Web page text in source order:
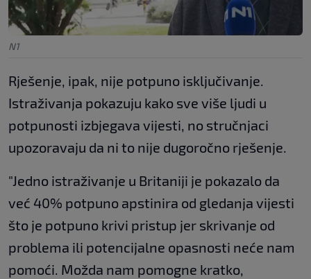
N1
Rješenje, ipak, nije potpuno isključivanje.
Istraživanja pokazuju kako sve više ljudi u
potpunosti izbjegava vijesti, no stručnjaci
upozoravaju da ni to nije dugoročno rješenje.
"Jedno istraživanje u Britaniji je pokazalo da
već 40% potpuno apstinira od gledanja vijesti
što je potpuno krivi pristup jer skrivanje od
problema ili potencijalne opasnosti neće nam
pomoći. Možda nam pomogne kratko,